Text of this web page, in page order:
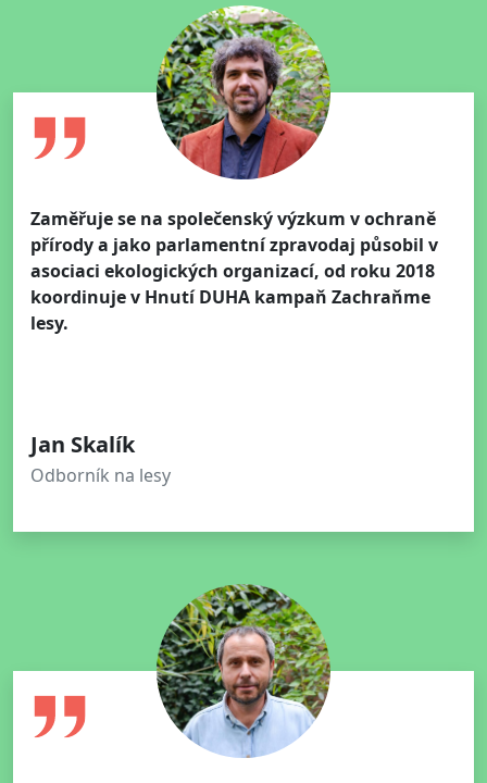
Zaměřuje se na společenský výzkum v ochraně
přírody a jako parlamentní zpravodaj působil v
asociaci ekologických organizací, od roku 2018
koordinuje v Hnutí DUHA kampaň Zachraňme
lesy.
Jan Skalík
Odborník na lesy